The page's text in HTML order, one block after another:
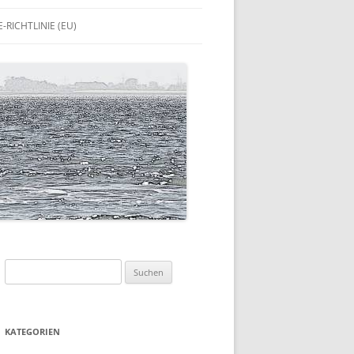
RICHTLINIE (EU)
nach:
KATEGORIEN